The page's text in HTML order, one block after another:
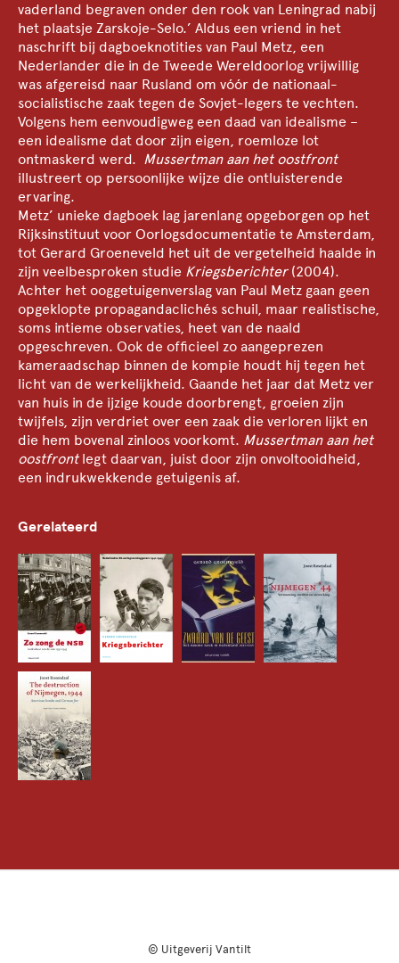
vaderland begraven onder den rook van Leningrad nabij
het plaatsje Zarskoje-Selo.’ Aldus een vriend in het
naschrift bij dagboeknotities van Paul Metz, een
Nederlander die in de Tweede Wereldoorlog vrijwillig
was afgereisd naar Rusland om vóór de nationaal-
socialistische zaak tegen de Sovjet-legers te vechten.
Volgens hem eenvoudigweg een daad van idealisme –
een idealisme dat door zijn eigen, roemloze lot
ontmaskerd werd. Mussertman aan het oostfront
illustreert op persoonlijke wijze die ontluisterende
ervaring.
Metz’ unieke dagboek lag jarenlang opgeborgen op het
Rijksinstituut voor Oorlogsdocumentatie te Amsterdam,
tot Gerard Groeneveld het uit de vergetelheid haalde in
zijn veelbesproken studie Kriegsberichter(2004).
Achter het ooggetuigenverslag van Paul Metz gaan geen
opgeklopte propagandaclichés schuil, maar realistische,
soms intieme observaties, heet van de naald
opgeschreven. Ook de officieel zo aangeprezen
kameraadschap binnen de kompie houdt hij tegen het
licht van de werkelijkheid. Gaande het jaar dat Metz ver
van huis in de ijzige koude doorbrengt, groeien zijn
twijfels, zijn verdriet over een zaak die verloren lijkt en
die hem bovenal zinloos voorkomt. Mussertman aan het
oostfrontlegt daarvan, juist door zijn onvoltooidheid,
een indrukwekkende getuigenis af.
Gerelateerd
© Uitgeverij Vantilt